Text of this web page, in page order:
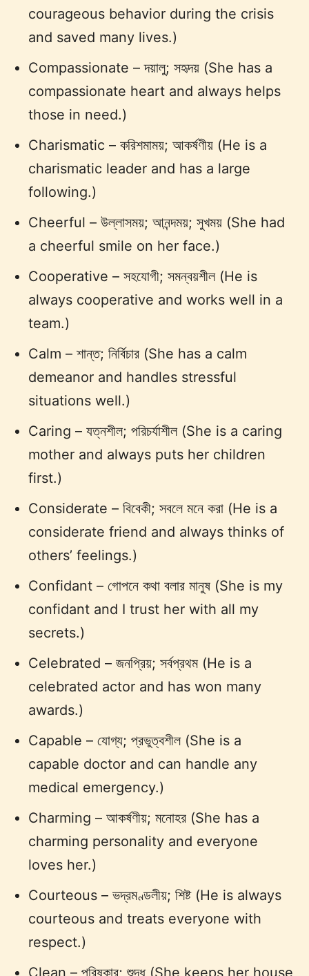
courageous behavior during the crisis
and saved many lives.)
Compassionate – দয়ালু; সহৃদয় (She has a
compassionate heart and always helps
those in need.)
Charismatic – করিশমাময়; আকর্ষণীয় (He is a
charismatic leader and has a large
following.)
Cheerful – উল্লাসময়; আনন্দময়; সুখময় (She had
a cheerful smile on her face.)
Cooperative – সহযোগী; সমন্বয়শীল (He is
always cooperative and works well in a
team.)
Calm – শান্ত; নির্বিচার (She has a calm
demeanor and handles stressful
situations well.)
Caring – যত্নশীল; পরিচর্যাশীল (She is a caring
mother and always puts her children
first.)
Considerate – বিবেকী; সবলে মনে করা (He is a
considerate friend and always thinks of
others’ feelings.)
Confidant – গোপনে কথা বলার মানুষ (She is my
confidant and I trust her with all my
secrets.)
Celebrated – জনপ্রিয়; সর্বপ্রথম (He is a
celebrated actor and has won many
awards.)
Capable – যোগ্য; প্রভুত্বশীল (She is a
capable doctor and can handle any
medical emergency.)
Charming – আকর্ষণীয়; মনোহর (She has a
charming personality and everyone
loves her.)
Courteous – ভদ্রমণ্ডলীয়; শিষ্ট (He is always
courteous and treats everyone with
respect.)
Clean – পরিষ্কার; শুদ্ধ (She keeps her house